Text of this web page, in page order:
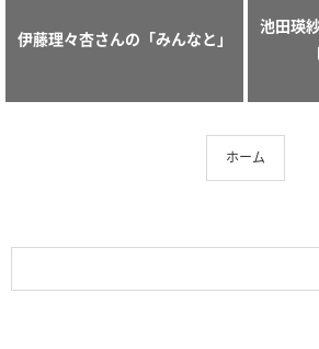
伊藤理々杏さんの「みんなと」
池田瑛
ホーム